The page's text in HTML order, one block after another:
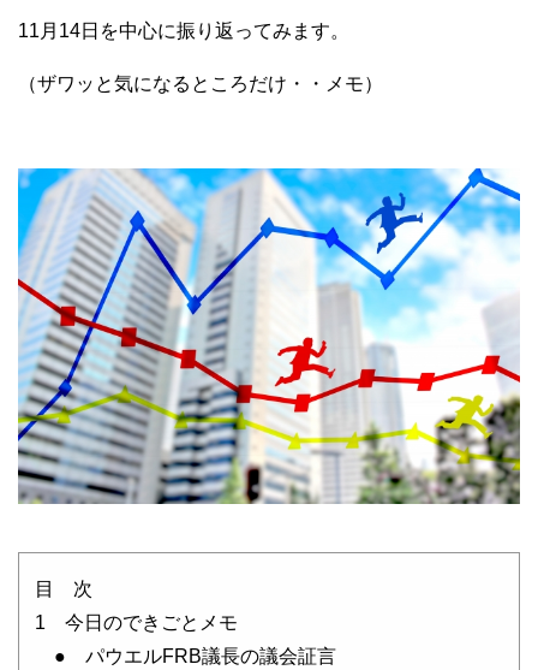
11月14日を中心に振り返ってみます。
（ザワッと気になるところだけ・・メモ）
目 次
1 今日のできごとメモ
● パウエルFRB議長の議会証言